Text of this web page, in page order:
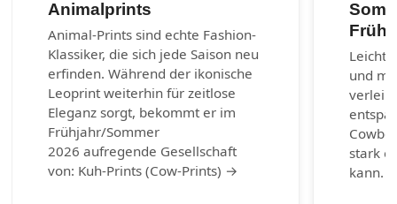
Animalprints
Animal-Prints sind echte Fashion-
Klassiker, die sich jede Saison neu
erfinden. Während der ikonische
Leoprint weiterhin für zeitlose
Eleganz sorgt, bekommt er im
Frühjahr/Sommer
2026 aufregende Gesellschaft
von: Kuh-Prints (Cow-Prints) →
und
stark
kann.